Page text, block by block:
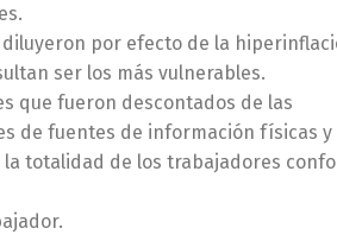
diluyeron por efecto de la
ser los más vulnerables.
que fueron descontados de las
de fuentes de información físicas y
totalidad de los trabajadores